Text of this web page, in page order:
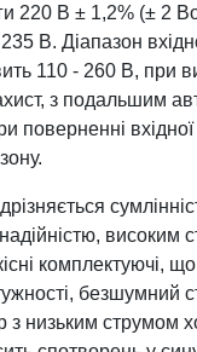
220 В ± 1,2% (± 2
В. Діапазон
110 - 260 В, при
з подальшим
поверненні
високим
комплектуючі,
безшумний
низьким струмом